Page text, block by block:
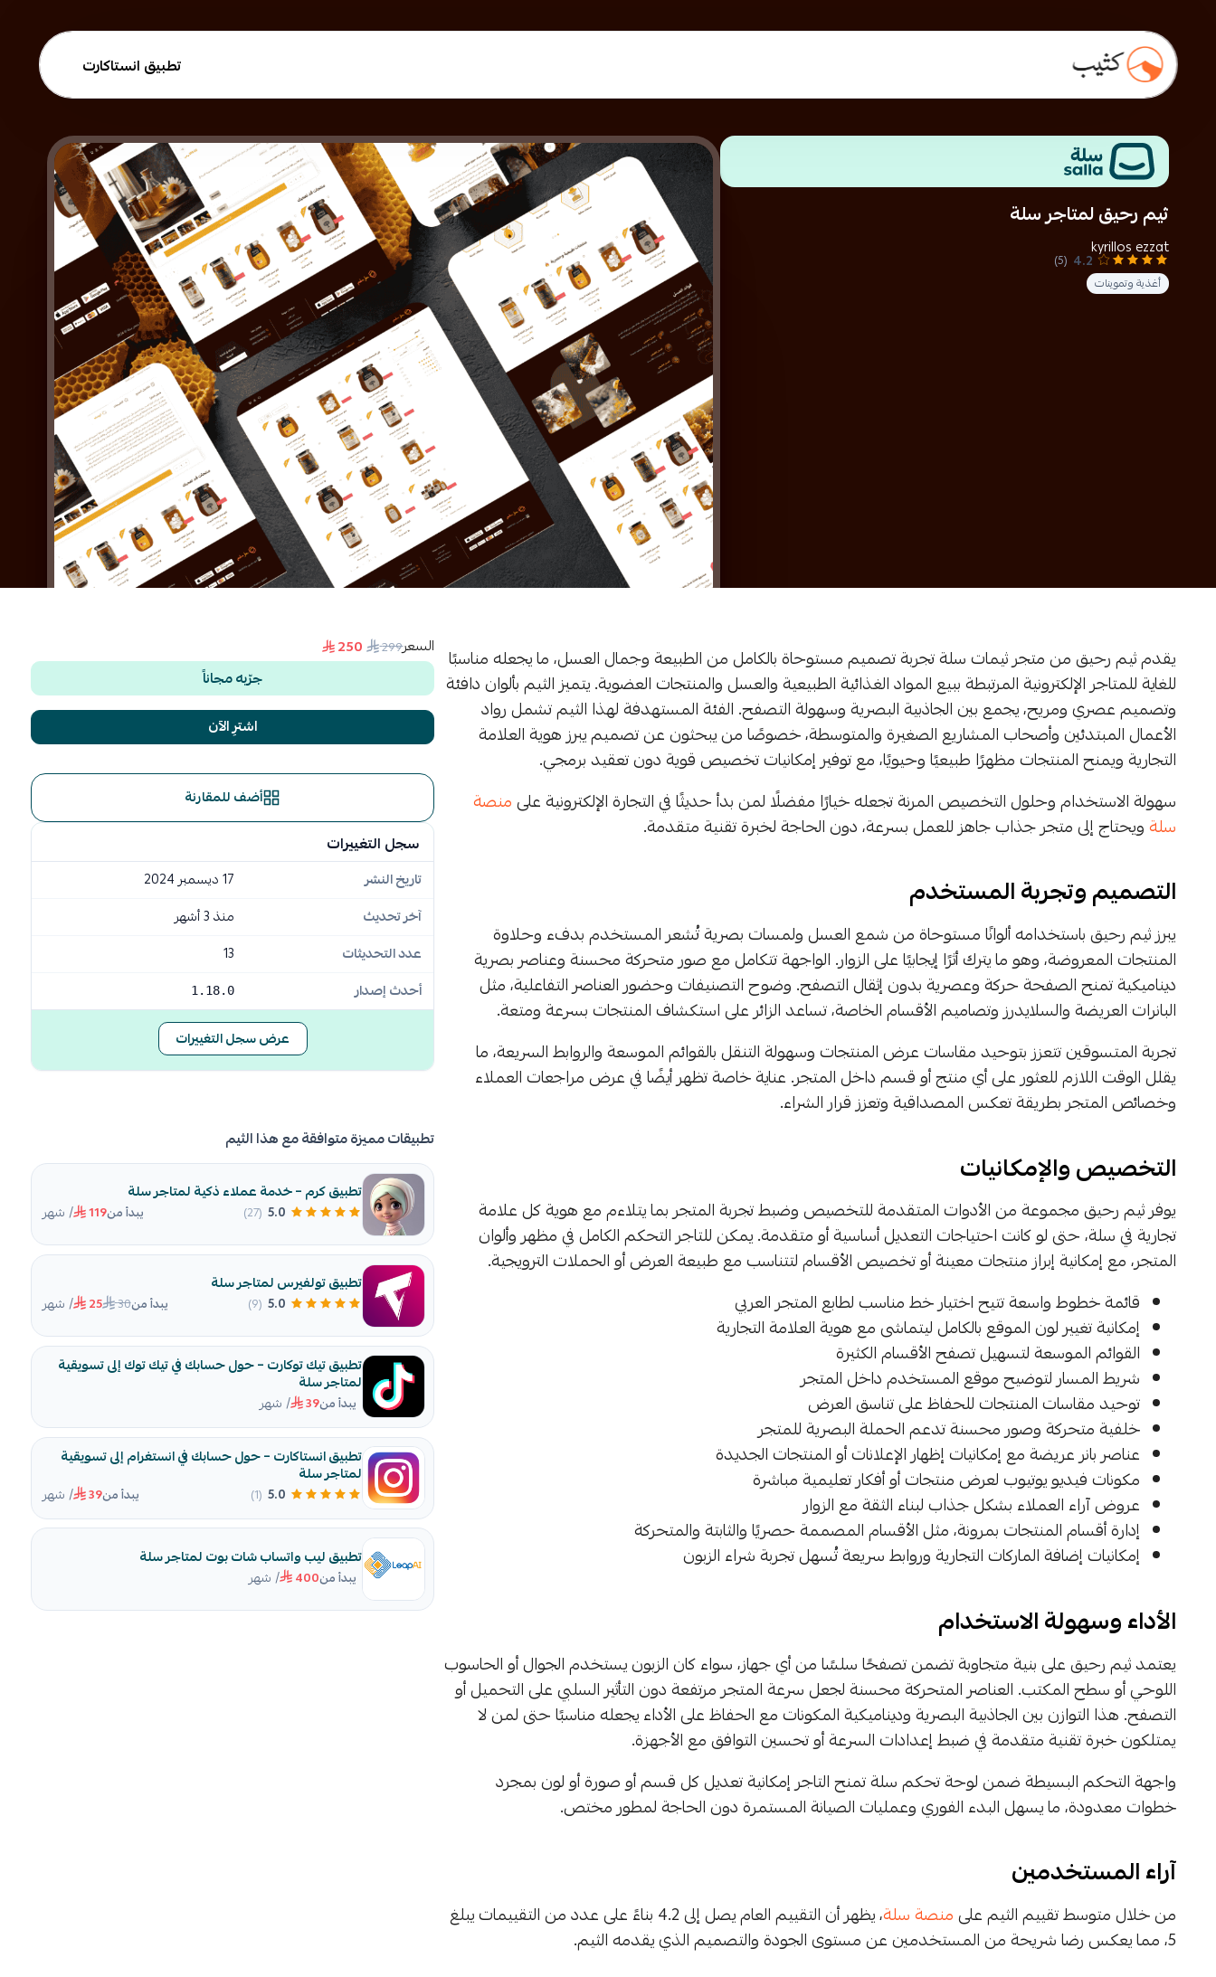
تطبيق انستاكارت
ثيم رحيق لمتاجر سلة
kyrillos ezzat
4.2
(5)
أغذية وتموينات
السعر299
250
جرّبه مجاناً
اشترِ الآن
أضف للمقارنة
سجل التغييرات
تاريخ النشر
17 ديسمبر 2024
آخر تحديث
منذ 3 أشهر
عدد التحديثات
13
أحدث إصدار
1.18.0
عرض سجل التغييرات
تطبيقات مميزة متوافقة مع هذا الثيم
تطبيق كرم – خدمة عملاء ذكية لمتاجر سلة
5.0
(27) يبدأ من119 / شهر
تطبيق تولفيرس لمتاجر سلة
5.0
(9) يبدأ من30
25 / شهر
تطبيق تيك توكارت – حول حسابك في تيك توك إلى تسويقية
لمتاجر سلة
يبدأ من39 / شهر
تطبيق انستاكارت – حول حسابك في انستغرام إلى تسويقية
لمتاجر سلة
5.0
(1) يبدأ من39 / شهر
تطبيق ليب واتساب شات بوت لمتاجر سلة
يبدأ من400 / شهر
يقدم ثيم رحيق من متجر ثيمات سلة تجربة تصميم مستوحاة بالكامل من الطبيعة وجمال العسل، ما يجعله مناسبًا
للغاية للمتاجر الإلكترونية المرتبطة ببيع المواد الغذائية الطبيعية والعسل والمنتجات العضوية. يتميز الثيم بألوان دافئة
وتصميم عصري ومريح، يجمع بين الجاذبية البصرية وسهولة التصفح. الفئة المستهدفة لهذا الثيم تشمل رواد
الأعمال المبتدئين وأصحاب المشاريع الصغيرة والمتوسطة، خصوصًا من يبحثون عن تصميم يبرز هوية العلامة
التجارية ويمنح المنتجات مظهرًا طبيعيًا وحيويًا، مع توفير إمكانيات تخصيص قوية دون تعقيد برمجي.
سهولة الاستخدام وحلول التخصيص المرنة تجعله خيارًا مفضلًا لمن بدأ حديثًا في التجارة الإلكترونية علىمنصة
سلةويحتاج إلى متجر جذاب جاهز للعمل بسرعة، دون الحاجة لخبرة تقنية متقدمة.
التصميم وتجربة المستخدم
يبرز ثيم رحيق باستخدامه ألوانًا مستوحاة من شمع العسل ولمسات بصرية تُشعر المستخدم بدفء وحلاوة
المنتجات المعروضة، وهو ما يترك أثرًا إيجابيًا على الزوار. الواجهة تتكامل مع صور متحركة محسنة وعناصر بصرية
ديناميكية تمنح الصفحة حركة وعصرية بدون إثقال التصفح. وضوح التصنيفات وحضور العناصر التفاعلية، مثل
البانرات العريضة والسلايدرز وتصاميم الأقسام الخاصة، تساعد الزائر على استكشاف المنتجات بسرعة ومتعة.
تجربة المتسوقين تتعزز بتوحيد مقاسات عرض المنتجات وسهولة التنقل بالقوائم الموسعة والروابط السريعة، ما
يقلل الوقت اللازم للعثور على أي منتج أو قسم داخل المتجر. عناية خاصة تظهر أيضًا في عرض مراجعات العملاء
وخصائص المتجر بطريقة تعكس المصداقية وتعزز قرار الشراء.
التخصيص والإمكانيات
يوفر ثيم رحيق مجموعة من الأدوات المتقدمة للتخصيص وضبط تجربة المتجر بما يتلاءم مع هوية كل علامة
تجارية في سلة، حتى لو كانت احتياجات التعديل أساسية أو متقدمة. يمكن للتاجر التحكم الكامل في مظهر وألوان
المتجر، مع إمكانية إبراز منتجات معينة أو تخصيص الأقسام لتتناسب مع طبيعة العرض أو الحملات الترويجية.
قائمة خطوط واسعة تتيح اختيار خط مناسب لطابع المتجر العربي
إمكانية تغيير لون الموقع بالكامل ليتماشى مع هوية العلامة التجارية
القوائم الموسعة لتسهيل تصفح الأقسام الكثيرة
شريط المسار لتوضيح موقع المستخدم داخل المتجر
توحيد مقاسات المنتجات للحفاظ على تناسق العرض
خلفية متحركة وصور محسنة تدعم الحملة البصرية للمتجر
عناصر بانر عريضة مع إمكانيات إظهار الإعلانات أو المنتجات الجديدة
مكونات فيديو يوتيوب لعرض منتجات أو أفكار تعليمية مباشرة
عروض آراء العملاء بشكل جذاب لبناء الثقة مع الزوار
إدارة أقسام المنتجات بمرونة، مثل الأقسام المصممة حصريًا والثابتة والمتحركة
إمكانيات إضافة الماركات التجارية وروابط سريعة تُسهل تجربة شراء الزبون
الأداء وسهولة الاستخدام
يعتمد ثيم رحيق على بنية متجاوبة تضمن تصفحًا سلسًا من أي جهاز، سواء كان الزبون يستخدم الجوال أو الحاسوب
اللوحي أو سطح المكتب. العناصر المتحركة محسنة لجعل سرعة المتجر مرتفعة دون التأثير السلبي على التحميل أو
التصفح. هذا التوازن بين الجاذبية البصرية وديناميكية المكونات مع الحفاظ على الأداء يجعله مناسبًا حتى لمن لا
يمتلكون خبرة تقنية متقدمة في ضبط إعدادات السرعة أو تحسين التوافق مع الأجهزة.
واجهة التحكم البسيطة ضمن لوحة تحكم سلة تمنح التاجر إمكانية تعديل كل قسم أو صورة أو لون بمجرد
خطوات معدودة، ما يسهل البدء الفوري وعمليات الصيانة المستمرة دون الحاجة لمطور مختص.
آراء المستخدمين
من خلال متوسط تقييم الثيم علىمنصة سلة
، يظهر أن التقييم العام يصل إلى 4.2 بناءً على عدد من التقييمات يبلغ
5، مما يعكس رضا شريحة من المستخدمين عن مستوى الجودة والتصميم الذي يقدمه الثيم.